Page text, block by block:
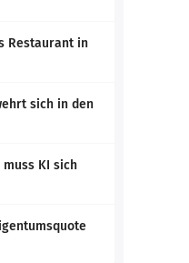
Restaurant in
sich in den
muss KI sich